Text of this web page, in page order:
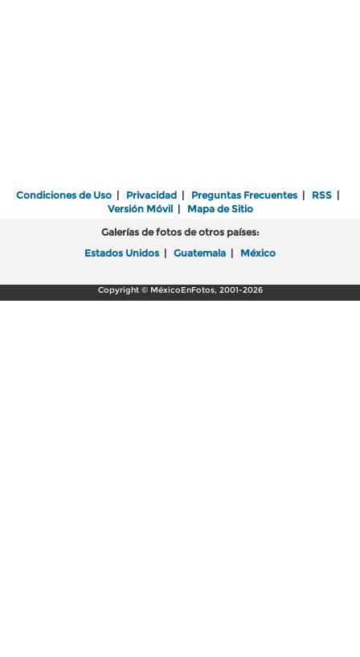
Condiciones de Uso | Privacidad | Preguntas Frecuentes | RSS |
Versión Móvil| Mapa de Sitio
Galerías de fotos de otros países:
Estados Unidos | Guatemala | México
Copyright © MéxicoEnFotos, 2001-2026